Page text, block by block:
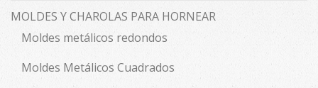
MOLDES Y CHAROLAS PARA HORNEAR
Moldes metálicos redondos
Moldes Metálicos Cuadrados